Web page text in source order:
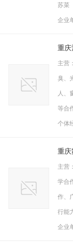
苏菜
企业
重庆
主营
臭、
人、
等合
个体
重庆
主营
学合
作、
行能
企业